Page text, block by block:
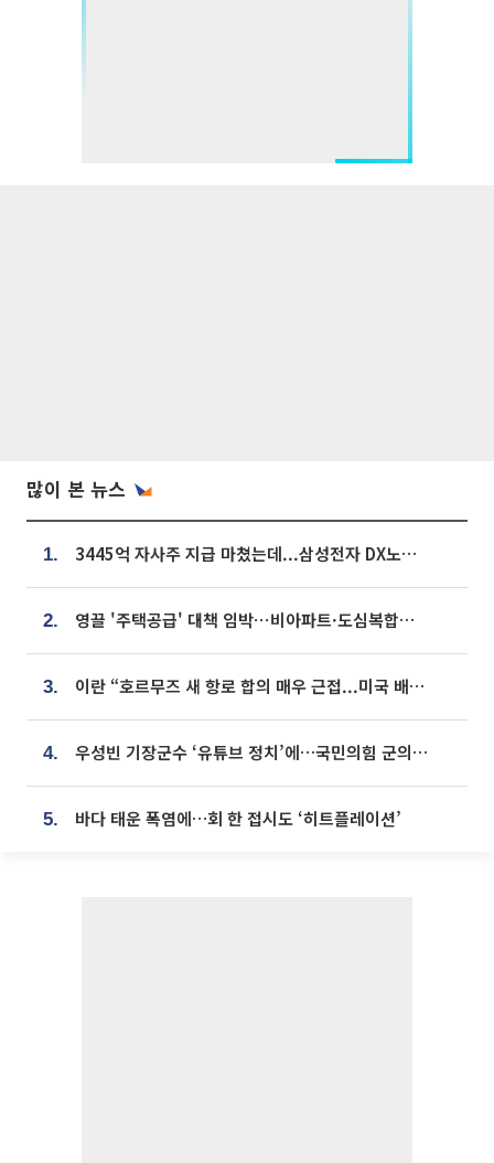
많이 본 뉴스
1. 3445억 자사주 지급 마쳤는데...삼성전자 DX노조, 뒤늦은 '떼쓰기 집회'
2. 영끌 '주택공급' 대책 임박⋯비아파트·도심복합까지 총동원
3. 이란 “호르무즈 새 항로 합의 매우 근접...미국 배상 먼저”
4. 우성빈 기장군수 ‘유튜브 정치’에…국민의힘 군의원들 집단 반발
5. 바다 태운 폭염에…회 한 접시도 ‘히트플레이션’